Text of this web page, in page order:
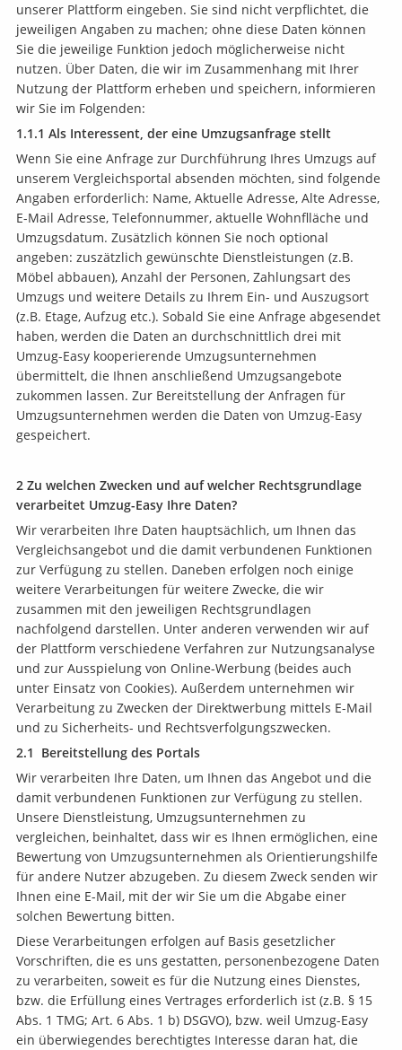
unserer Plattform eingeben. Sie sind nicht verpflichtet, die
jeweiligen Angaben zu machen; ohne diese Daten können
Sie die jeweilige Funktion jedoch möglicherweise nicht
nutzen. Über Daten, die wir im Zusammenhang mit Ihrer
Nutzung der Plattform erheben und speichern, informieren
wir Sie im Folgenden:
1.1.1 Als Interessent, der eine Umzugsanfrage stellt
Wenn Sie eine Anfrage zur Durchführung Ihres Umzugs auf
unserem Vergleichsportal absenden möchten, sind folgende
Angaben erforderlich: Name, Aktuelle Adresse, Alte Adresse,
E-Mail Adresse, Telefonnummer, aktuelle Wohnflläche und
Umzugsdatum. Zusätzlich können Sie noch optional
angeben: zuszätzlich gewünschte Dienstleistungen (z.B.
Möbel abbauen), Anzahl der Personen, Zahlungsart des
Umzugs und weitere Details zu Ihrem Ein- und Auszugsort
(z.B. Etage, Aufzug etc.). Sobald Sie eine Anfrage abgesendet
haben, werden die Daten an durchschnittlich drei mit
Umzug-Easy kooperierende Umzugsunternehmen
übermittelt, die Ihnen anschließend Umzugsangebote
zukommen lassen. Zur Bereitstellung der Anfragen für
Umzugsunternehmen werden die Daten von Umzug-Easy
gespeichert.
2 Zu welchen Zwecken und auf welcher Rechtsgrundlage
verarbeitet Umzug-Easy Ihre Daten?
Wir verarbeiten Ihre Daten hauptsächlich, um Ihnen das
Vergleichsangebot und die damit verbundenen Funktionen
zur Verfügung zu stellen. Daneben erfolgen noch einige
weitere Verarbeitungen für weitere Zwecke, die wir
zusammen mit den jeweiligen Rechtsgrundlagen
nachfolgend darstellen. Unter anderen verwenden wir auf
der Plattform verschiedene Verfahren zur Nutzungsanalyse
und zur Ausspielung von Online-Werbung (beides auch
unter Einsatz von Cookies). Außerdem unternehmen wir
Verarbeitung zu Zwecken der Direktwerbung mittels E-Mail
und zu Sicherheits- und Rechtsverfolgungszwecken.
2.1 Bereitstellung des Portals
Wir verarbeiten Ihre Daten, um Ihnen das Angebot und die
damit verbundenen Funktionen zur Verfügung zu stellen.
Unsere Dienstleistung, Umzugsunternehmen zu
vergleichen, beinhaltet, dass wir es Ihnen ermöglichen, eine
Bewertung von Umzugsunternehmen als Orientierungshilfe
für andere Nutzer abzugeben. Zu diesem Zweck senden wir
Ihnen eine E-Mail, mit der wir Sie um die Abgabe einer
solchen Bewertung bitten.
Diese Verarbeitungen erfolgen auf Basis gesetzlicher
Vorschriften, die es uns gestatten, personenbezogene Daten
zu verarbeiten, soweit es für die Nutzung eines Dienstes,
bzw. die Erfüllung eines Vertrages erforderlich ist (z.B. § 15
Abs. 1 TMG; Art. 6 Abs. 1 b) DSGVO), bzw. weil Umzug-Easy
ein überwiegendes berechtigtes Interesse daran hat, die